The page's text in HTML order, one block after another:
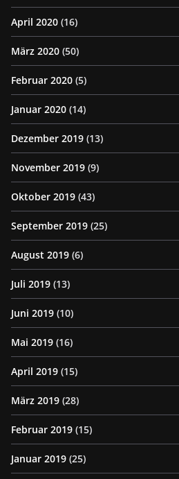
April 2020 (16)
März 2020 (50)
Februar 2020 (5)
Januar 2020 (14)
Dezember 2019 (13)
November 2019 (9)
Oktober 2019 (43)
September 2019 (25)
August 2019 (6)
Juli 2019 (13)
Juni 2019 (10)
Mai 2019 (16)
April 2019 (15)
März 2019 (28)
Februar 2019 (15)
Januar 2019 (25)